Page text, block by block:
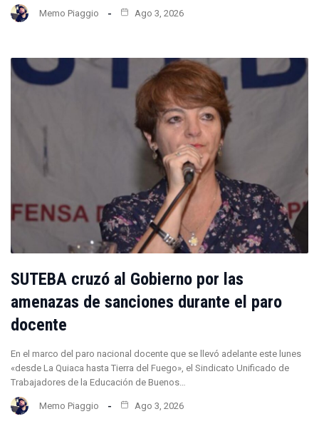
Memo Piaggio Ago 3, 2026
SUTEBA cruzó al Gobierno por las
amenazas de sanciones durante el paro
docente
En el marco del paro nacional docente que se llevó adelante este lunes
«desde La Quiaca hasta Tierra del Fuego», el Sindicato Unificado de
Trabajadores de la Educación de Buenos…
Memo Piaggio Ago 3, 2026